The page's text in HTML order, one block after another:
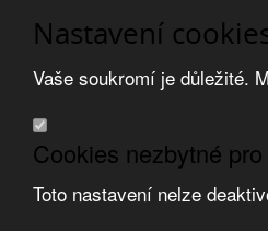
Nastavení
Vaše soukromí je důležité.
Cookies nezbytné
Toto nastavení nelze
Přeskočit na hlavní obsah
Obchodní podmínky
Registrace